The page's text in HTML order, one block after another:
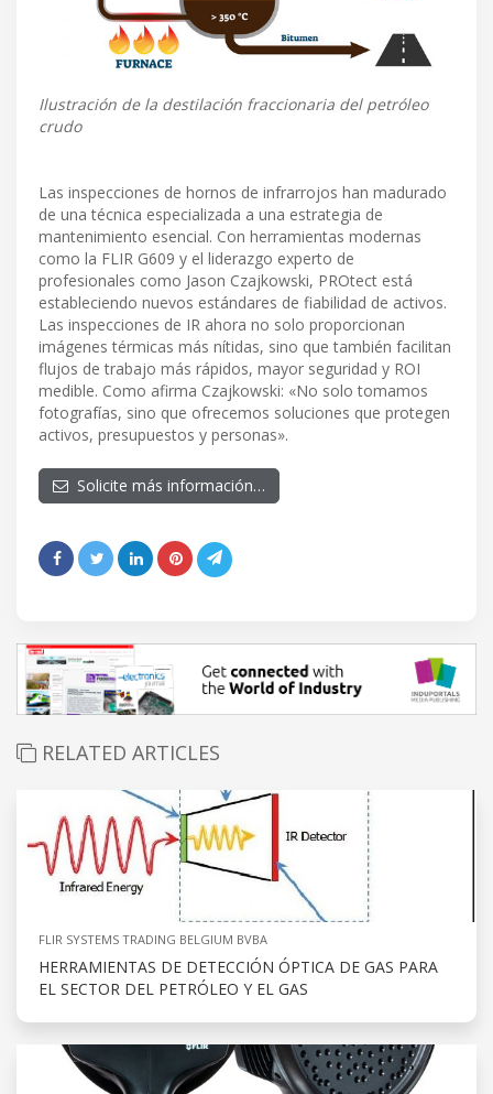
Ilustración de la destilación fraccionaria del petróleo
crudo
Las inspecciones de hornos de infrarrojos han madurado
de una técnica especializada a una estrategia de
mantenimiento esencial. Con herramientas modernas
como la FLIR G609 y el liderazgo experto de
profesionales como Jason Czajkowski, PROtect está
estableciendo nuevos estándares de fiabilidad de activos.
Las inspecciones de IR ahora no solo proporcionan
imágenes térmicas más nítidas, sino que también facilitan
flujos de trabajo más rápidos, mayor seguridad y ROI
medible. Como afirma Czajkowski: «No solo tomamos
fotografías, sino que ofrecemos soluciones que protegen
activos, presupuestos y personas».
Solicite más información…
RELATED ARTICLES
FLIR SYSTEMS TRADING BELGIUM BVBA
HERRAMIENTAS DE DETECCIÓN ÓPTICA DE GAS PARA
EL SECTOR DEL PETRÓLEO Y EL GAS